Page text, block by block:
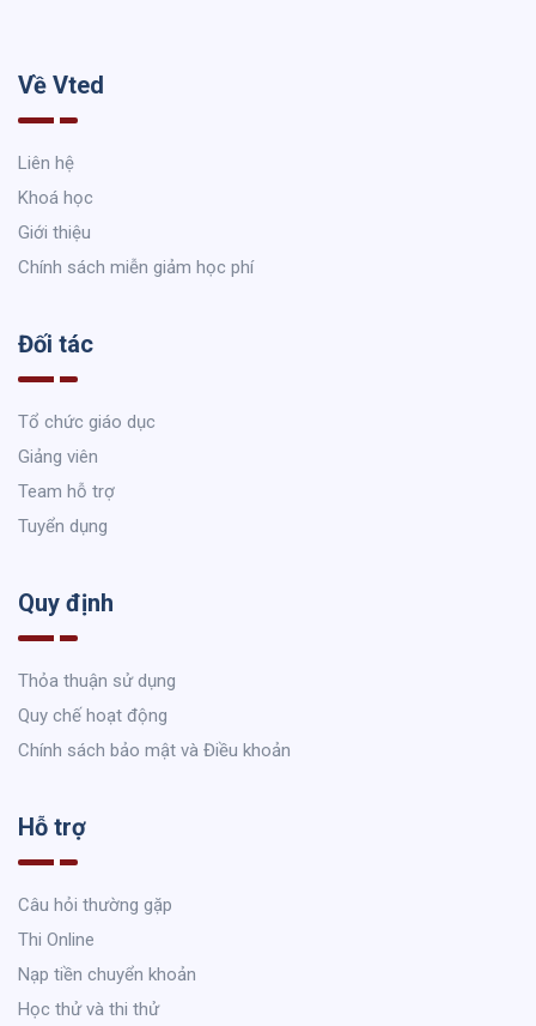
Về Vted
Liên hệ
Khoá học
Giới thiệu
Chính sách miễn giảm học phí
Đối tác
Tổ chức giáo dục
Giảng viên
Team hỗ trợ
Tuyển dụng
Quy định
Thỏa thuận sử dụng
Quy chế hoạt động
Chính sách bảo mật và Điều khoản
Hỗ trợ
Câu hỏi thường gặp
Thi Online
Nạp tiền chuyển khoản
Học thử và thi thử